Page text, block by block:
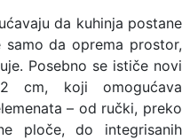
da kuhinja postane
samo da oprema prostor,
Posebno se ističe novi
cm, koji omogućava
– od ručki, preko
ploče, do integrisanih